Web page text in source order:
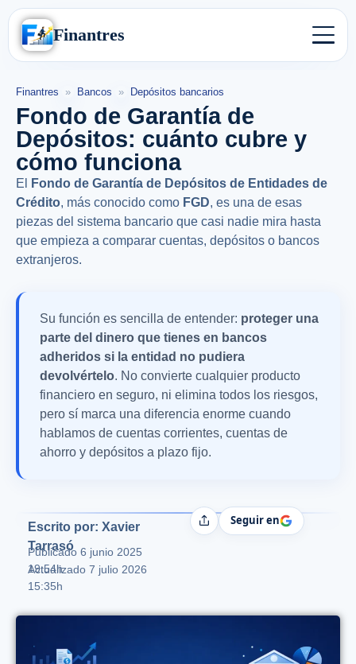
Finantres
Finantres » Bancos » Depósitos bancarios
Fondo de Garantía de
Depósitos: cuánto cubre y
cómo funciona
El
Fondo de Garantía de Depósitos de Entidades de
Crédito, más conocido como FGD, es una de esas
piezas del sistema bancario que casi nadie mira hasta
que empieza a comparar cuentas, depósitos o bancos
extranjeros.
Su función es sencilla de entender: proteger una
parte del dinero que tienes en bancos
adheridos si la entidad no pudiera
devolvértelo. No convierte cualquier producto
financiero en seguro, ni elimina todos los riesgos,
pero sí marca una diferencia enorme cuando
hablamos de cuentas corrientes, cuentas de
ahorro y depósitos a plazo fijo.
Escrito por: Xavier
Tarrasó
Publicado 6 junio 2025
19:54h
Actualizado 7 julio 2026
15:35h
CompartirSeguir en